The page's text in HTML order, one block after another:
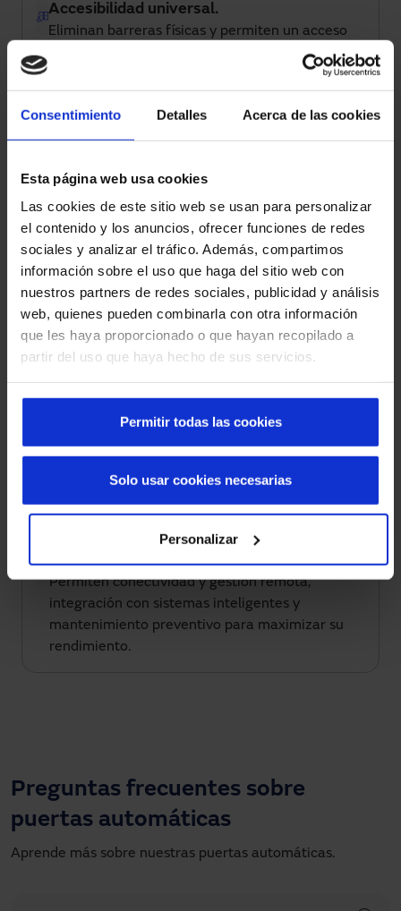
Consentimiento Detalles Acerca de las cookies
Esta página web usa cookies
Las cookies de este sitio web se usan para personalizar
el contenido y los anuncios, ofrecer funciones de redes
sociales y analizar el tráfico. Además, compartimos
información sobre el uso que haga del sitio web con
nuestros partners de redes sociales, publicidad y análisis
web, quienes pueden combinarla con otra información
que les haya proporcionado o que hayan recopilado a
partir del uso que haya hecho de sus servicios.
Permitir todas las cookies
Personalizar
Solo usar cookies necesarias
Accesibilidad universal.
Eliminan barreras físicas y permiten un acceso
fluido sin contacto, facilitando el paso a todas las
personas, en especial, aquellas con movilidad
reducida.
cierran de forma inteligente, reduciendo
pérdidas de climatización y optimizando el
consumo energético.
Mayor seguridad.
Estos sistemas automáticos incorporan sensores
de presencia y detección de obstáculos que
minimizan riesgos de accidentes y permiten
Diseño y personalización.
Las puertas automáticas de Manusa cuentan con
que mejoran la estética de cualquier espacio,
edificio o comercio.
Conectividad y control inteligente (IoT).
Permiten conectividad y gestión remota,
integración con sistemas inteligentes y
mantenimiento preventivo para maximizar su
rendimiento.
Preguntas frecuentes sobre
puertas automáticas
Aprende más sobre nuestras puertas automáticas.